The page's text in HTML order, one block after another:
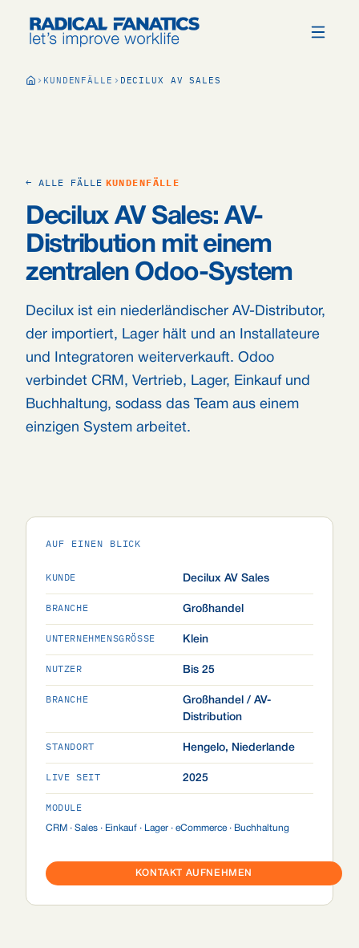
KUNDENFÄLLE DECILUX AV SALES
← ALLE FÄLLE KUNDENFÄLLE
Decilux AV Sales: AV-
Distribution mit einem
zentralen Odoo-System
Decilux ist ein niederländischer AV-Distributor,
der importiert, Lager hält und an Installateure
und Integratoren weiterverkauft. Odoo
verbindet CRM, Vertrieb, Lager, Einkauf und
Buchhaltung, sodass das Team aus einem
einzigen System arbeitet.
AUF EINEN BLICK
KUNDE Decilux AV Sales
BRANCHE Großhandel
UNTERNEHMENSGRÖSSE Klein
NUTZER Bis 25
BRANCHE
Großhandel / AV-
Distribution
STANDORT Hengelo, Niederlande
LIVE SEIT 2025
MODULE
CRM · Sales · Einkauf · Lager · eCommerce · Buchhaltung
KONTAKT AUFNEHMEN